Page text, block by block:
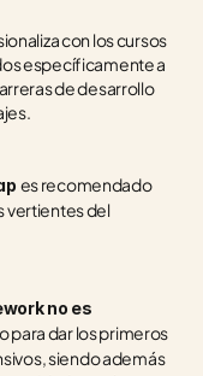
con los cursos
específicamente a
de desarrollo
es recomendado
vertientes del
no es
para dar los primeros
siendo además